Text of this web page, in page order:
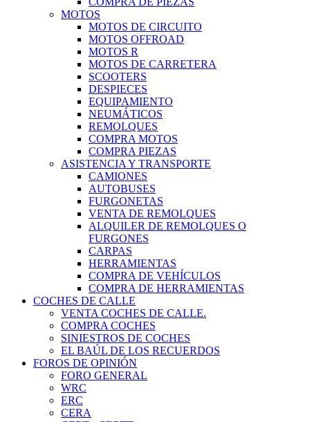
MOTOS
MOTOS DE CIRCUITO
MOTOS OFFROAD
MOTOS R
MOTOS DE CARRETERA
SCOOTERS
DESPIECES
EQUIPAMIENTO
NEUMÁTICOS
REMOLQUES
COMPRA MOTOS
COMPRA PIEZAS
ASISTENCIA Y TRANSPORTE
CAMIONES
AUTOBUSES
FURGONETAS
VENTA DE REMOLQUES
ALQUILER DE REMOLQUES O
FURGONES
CARPAS
HERRAMIENTAS
COMPRA DE VEHÍCULOS
COMPRA DE HERRAMIENTAS
COCHES DE CALLE
VENTA COCHES DE CALLE.
COMPRA COCHES
SINIESTROS DE COCHES
EL BAÚL DE LOS RECUERDOS
FOROS DE OPINIÓN
FORO GENERAL
WRC
ERC
CERA